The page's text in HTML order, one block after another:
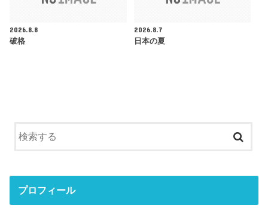
2026.8.8
破格
2026.8.7
日本の夏
プロフィール